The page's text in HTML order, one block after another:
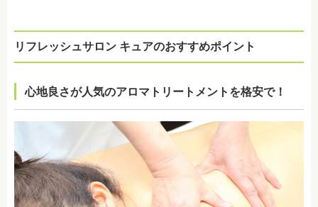
リフレッシュサロン キュアのおすすめポイント
心地良さが人気のアロマトリートメントを格安で！